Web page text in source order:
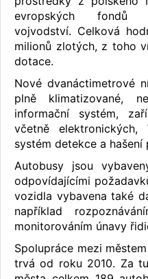
evropských fondů
vojvodství. Celková
milionů zlotých, z toho
dotace.
Nové dvanáctimetrové
plně klimatizované,
informační systém,
včetně
systém detekce a hašení
Autobusy jsou
odpovídajícími
vozidla vybavena také
například
monitorováním únavy
Spolupráce mezi
trvá od roku 2010. Za